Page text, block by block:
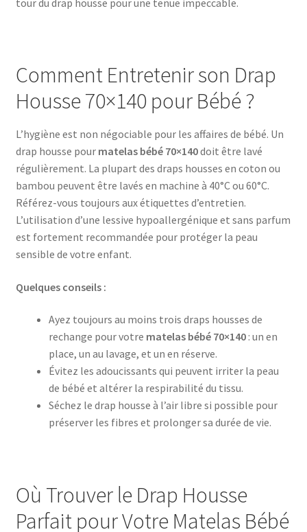
Comment Entretenir son Drap
Housse 70×140 pour Bébé ?
L’hygiène est non négociable pour les affaires de bébé. Un
drap housse pour matelas bébé 70×140doit être lavé
régulièrement. La plupart des draps housses en coton ou
bambou peuvent être lavés en machine à 40°C ou 60°C.
Référez-vous toujours aux étiquettes d’entretien.
L’utilisation d’une lessive hypoallergénique et sans parfum
est fortement recommandée pour protéger la peau
sensible de votre enfant.
Quelques conseils :
Ayez toujours au moins trois draps housses de
rechange pour votre matelas bébé 70×140: un en
place, un au lavage, et un en réserve.
Évitez les adoucissants qui peuvent irriter la peau
de bébé et altérer la respirabilité du tissu.
Séchez le drap housse à l’air libre si possible pour
préserver les fibres et prolonger sa durée de vie.
Où Trouver le Drap Housse
Parfait pour Votre Matelas Bébé